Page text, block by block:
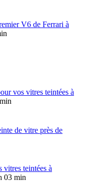
V6 de Ferrari à
vos vitres teintées à
de vitre près de
teintées à
03 min